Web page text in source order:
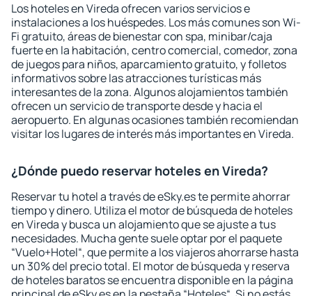
Los hoteles en Vireda ofrecen varios servicios e
instalaciones a los huéspedes. Los más comunes son Wi-
Fi gratuito, áreas de bienestar con spa, minibar/caja
fuerte en la habitación, centro comercial, comedor, zona
de juegos para niños, aparcamiento gratuito, y folletos
informativos sobre las atracciones turísticas más
interesantes de la zona. Algunos alojamientos también
ofrecen un servicio de transporte desde y hacia el
aeropuerto. En algunas ocasiones también recomiendan
visitar los lugares de interés más importantes en Vireda.
¿Dónde puedo reservar hoteles en Vireda?
Reservar tu hotel a través de eSky.es te permite ahorrar
tiempo y dinero. Utiliza el motor de búsqueda de hoteles
en Vireda y busca un alojamiento que se ajuste a tus
necesidades. Mucha gente suele optar por el paquete
“Vuelo+Hotel“, que permite a los viajeros ahorrarse hasta
un 30% del precio total. El motor de búsqueda y reserva
de hoteles baratos se encuentra disponible en la página